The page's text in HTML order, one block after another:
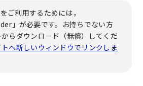
ご利用するためには，
」が必要です。お持ちでない方
らダウンロード（無償）してくだ
へ新しいウィンドウでリンクしま